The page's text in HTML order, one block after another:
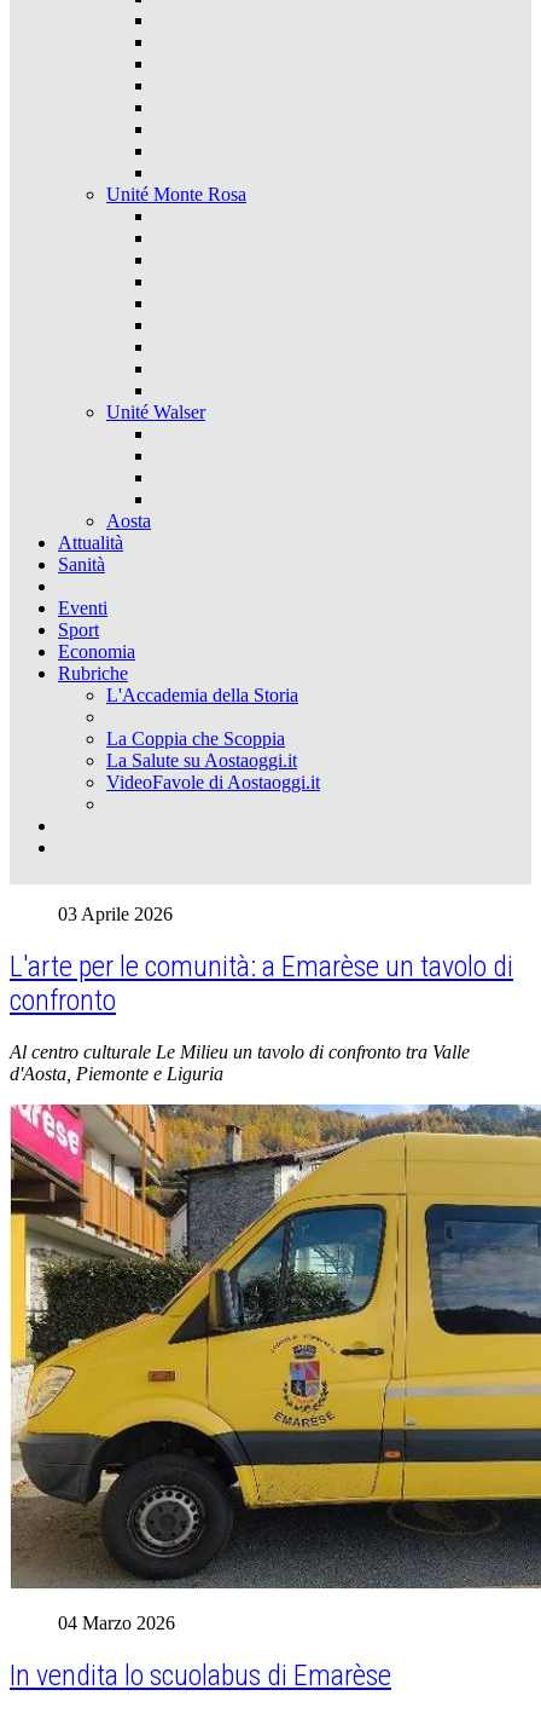
Unité Monte Rosa
Unité Walser
Aosta
Attualità
Sanità
Eventi
Sport
Economia
Rubriche
L'Accademia della Storia
La Coppia che Scoppia
La Salute su Aostaoggi.it
VideoFavole di Aostaoggi.it
03 Aprile 2026
L'arte per le comunità: a Emarèse un tavolo di
confronto
Al centro culturale Le Milieu un tavolo di confronto tra Valle
d'Aosta, Piemonte e Liguria
04 Marzo 2026
In vendita lo scuolabus di Emarèse